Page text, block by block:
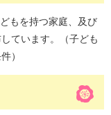
もを持つ家庭、及び
ています。（子ども
）